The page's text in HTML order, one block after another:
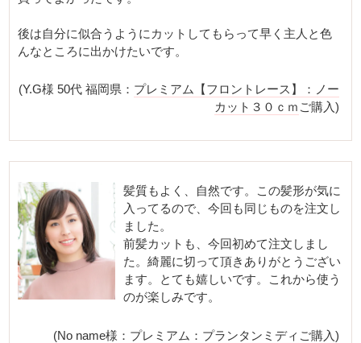
後は自分に似合うようにカットしてもらって早く主人と色
んなところに出かけたいです。
(Y.G様 50代 福岡県： プレミアム【フロントレース】：ノー
カット３０ｃｍ ご購入)
髪質もよく、自然です。この髪形が気に
入ってるので、今回も同じものを注文し
ました。
前髪カットも、今回初めて注文しまし
た。綺麗に切って頂きありがとうござい
ます。とても嬉しいです。これから使う
のが楽しみです。
(No name様： プレミアム：プランタンミディ ご購入)